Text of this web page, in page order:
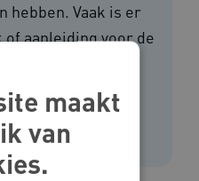
hebben. Vaak is er
aanleiding voor de
je onrust en het
maakt
van